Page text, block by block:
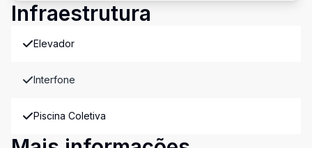
Infraestrutura
Elevador
Interfone
Piscina Coletiva